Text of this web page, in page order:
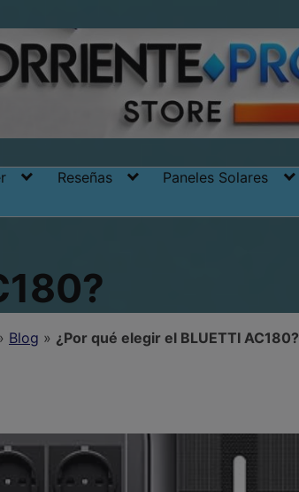
Reseñas Paneles Solares
Blog » ¿Por qué elegir el BLUETTI AC180?